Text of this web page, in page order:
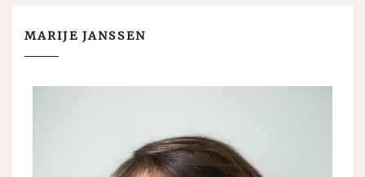
MARIJE JANSSEN